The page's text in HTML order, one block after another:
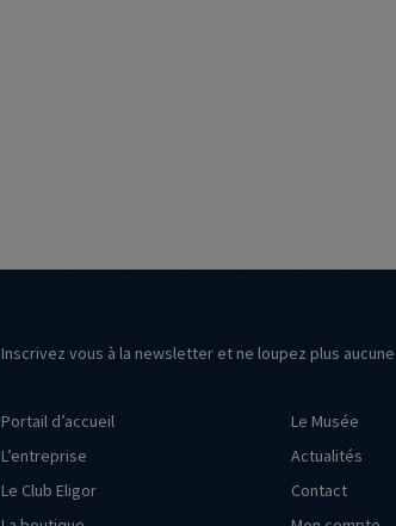
Inscrivez vous à la newsletter et ne loupez plus
Portail d’accueil
L’entreprise
Le Club Eligor
Le Musée
Actualités
Contact